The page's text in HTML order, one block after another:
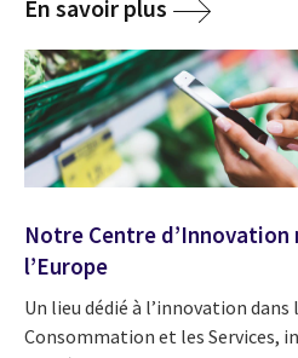
En savoir plus
Notre Centre
l’Europe
Un lieu dédié à l’innovation dans
Consommation et les Services,